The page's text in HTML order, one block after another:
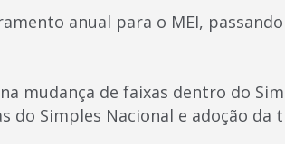
anual para o MEI, passando
mudança de faixas dentro do
do Simples Nacional e adoção